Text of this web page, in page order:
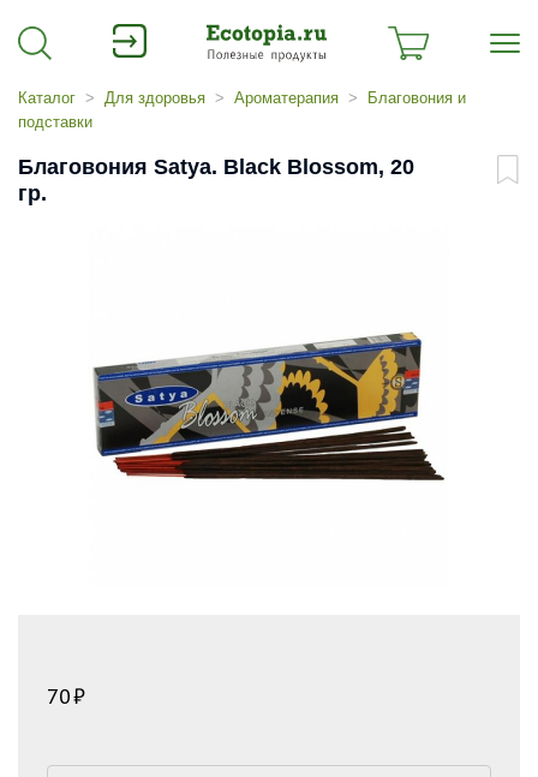
Каталог Для здоровья Ароматерапия
Благовония и
подставки
Благовония Satya. Black Blossom, 20
гр.
70